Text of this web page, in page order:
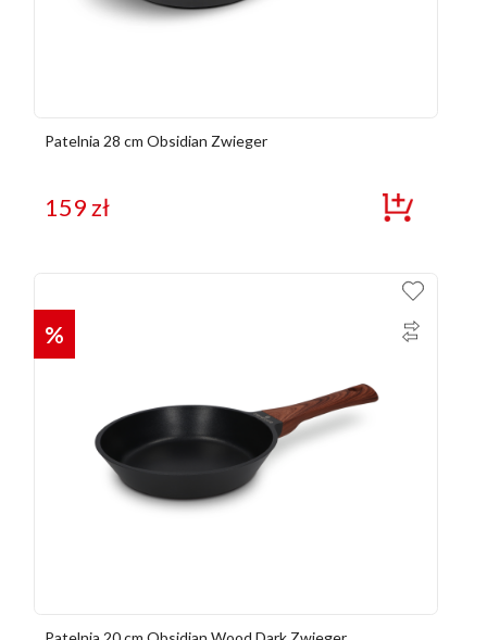
Patelnia 28 cm Obsidian Zwieger
159zł
%